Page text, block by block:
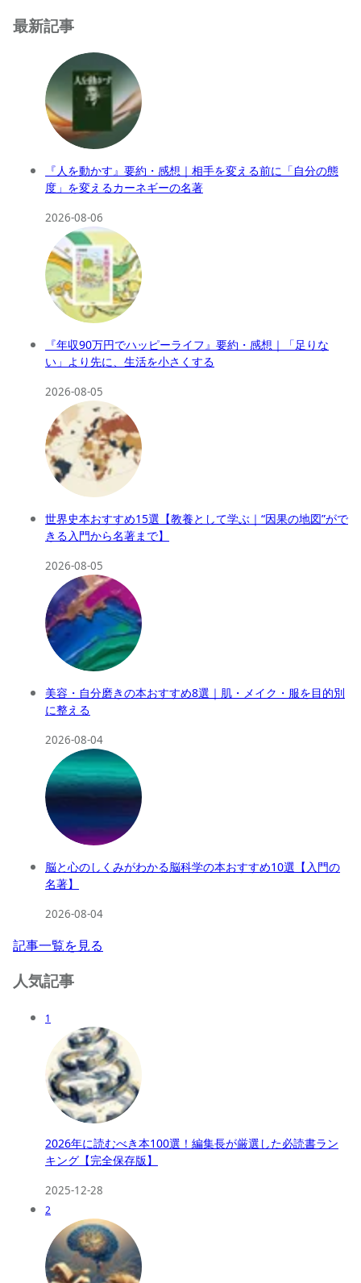
最新記事
『人を動かす』要約・感想｜相手を変える前に「自分の態
度」を変えるカーネギーの名著
2026-08-06
『年収90万円でハッピーライフ』要約・感想｜「足りな
い」より先に、生活を小さくする
2026-08-05
世界史本おすすめ15選【教養として学ぶ｜“因果の地図”がで
きる入門から名著まで】
2026-08-05
美容・自分磨きの本おすすめ8選｜肌・メイク・服を目的別
に整える
2026-08-04
脳と心のしくみがわかる脳科学の本おすすめ10選【入門の
名著】
2026-08-04
記事一覧を見る
人気記事
1
2026年に読むべき本100選！編集長が厳選した必読書ラン
キング【完全保存版】
2025-12-28
2